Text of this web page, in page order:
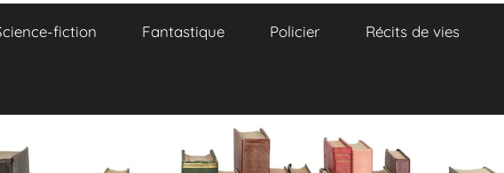
fiction Fantastique Policier Récits de vies